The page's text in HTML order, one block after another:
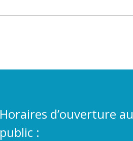
Horaires d’ouverture au
public :